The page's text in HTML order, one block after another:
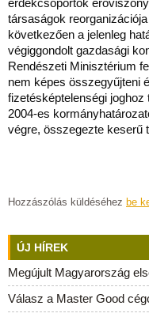
érdekcsoportok
társaságok
következően a jelenleg
végiggondolt gazdasági
Rendészeti Minisztérium
nem képes összegyűjteni
fizetésképtelenségi
2004-es
végre, összegezte keserű
Hozzászólás küldéséhez be
ÚJ HÍREK
Megújult Magyarország
Válasz a Master Good